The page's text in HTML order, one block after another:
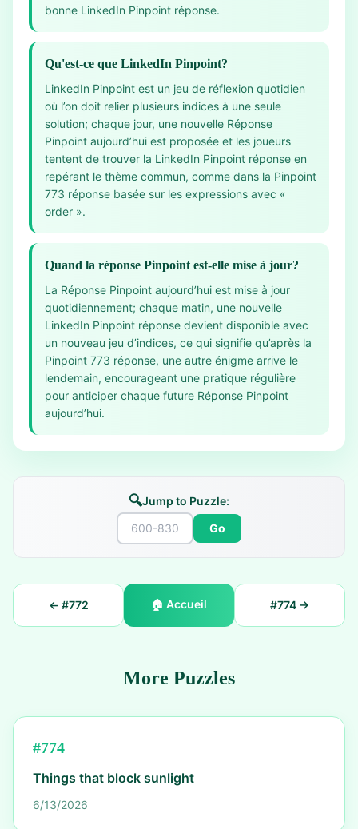
bonne LinkedIn Pinpoint réponse.
Qu'est-ce que LinkedIn Pinpoint?
LinkedIn Pinpoint est un jeu de réflexion quotidien
où l’on doit relier plusieurs indices à une seule
solution; chaque jour, une nouvelle Réponse
Pinpoint aujourd’hui est proposée et les joueurs
tentent de trouver la LinkedIn Pinpoint réponse en
repérant le thème commun, comme dans la Pinpoint
773 réponse basée sur les expressions avec «
order ».
Quand la réponse Pinpoint est-elle mise à jour?
La Réponse Pinpoint aujourd’hui est mise à jour
quotidiennement; chaque matin, une nouvelle
LinkedIn Pinpoint réponse devient disponible avec
un nouveau jeu d’indices, ce qui signifie qu’après la
Pinpoint 773 réponse, une autre énigme arrive le
lendemain, encourageant une pratique régulière
pour anticiper chaque future Réponse Pinpoint
aujourd’hui.
🔍Jump to Puzzle:
Go
← #772 🏠 Accueil #774→
More Puzzles
#774
Things that block sunlight
6/13/2026